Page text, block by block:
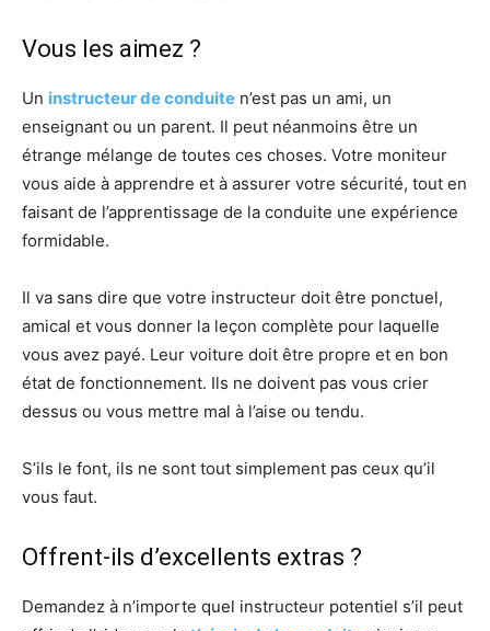
Vous les aimez ?
Un instructeur de conduite n’est pas un ami, un
enseignant ou un parent. Il peut néanmoins être un
étrange mélange de toutes ces choses. Votre moniteur
vous aide à apprendre et à assurer votre sécurité, tout en
faisant de l’apprentissage de la conduite une expérience
formidable.
Il va sans dire que votre instructeur doit être ponctuel,
amical et vous donner la leçon complète pour laquelle
vous avez payé. Leur voiture doit être propre et en bon
état de fonctionnement. Ils ne doivent pas vous crier
dessus ou vous mettre mal à l’aise ou tendu.
S’ils le font, ils ne sont tout simplement pas ceux qu’il
vous faut.
Offrent-ils d’excellents extras ?
Demandez à n’importe quel instructeur potentiel s’il peut